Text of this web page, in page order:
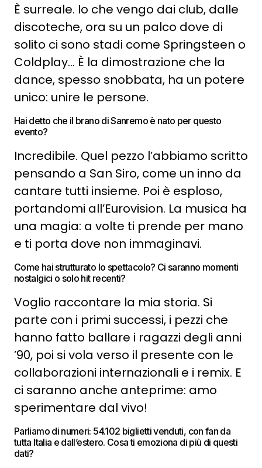
È surreale. Io che vengo dai club, dalle
discoteche, ora su un palco dove di
solito ci sono stadi come Springsteen o
Coldplay… È la dimostrazione che la
dance, spesso snobbata, ha un potere
unico: unire le persone.
Hai detto che il brano di Sanremo è nato per questo
evento?
Incredibile. Quel pezzo l’abbiamo scritto
pensando a San Siro, come un inno da
cantare tutti insieme. Poi è esploso,
portandomi all’Eurovision. La musica ha
una magia: a volte ti prende per mano
e ti porta dove non immaginavi.
Come hai strutturato lo spettacolo? Ci saranno momenti
nostalgici o solo hit recenti?
Voglio raccontare la mia storia. Si
parte con i primi successi, i pezzi che
hanno fatto ballare i ragazzi degli anni
’90, poi si vola verso il presente con le
collaborazioni internazionali e i remix. E
ci saranno anche anteprime: amo
sperimentare dal vivo!
Parliamo di numeri: 54.102 biglietti venduti, con fan da
tutta Italia e dall’estero. Cosa ti emoziona di più di questi
dati?